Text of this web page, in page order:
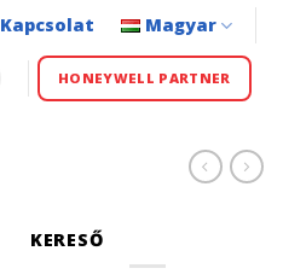
Kapcsolat Magyar
HONEYWELL PARTNER
KERESŐ